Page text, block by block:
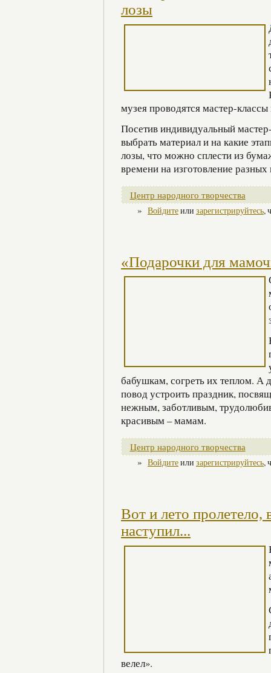
лозы
музея проводятся мастер-
Посетив индивидуальный
выбрать материал и на какие
лозы, что можно сплести из
времени на изготовление разных
Центр народного творчества
» Войдитеили зарегистрируйтесь,
«Подарочки для
бабушкам, согреть их теплом. А
повод устроить праздник,
нежным, заботливым,
красивым – мамам.
Центр народного творчества
» Войдитеили зарегистрируйтесь,
Вот и лето пролетело,
наступил...
велел».